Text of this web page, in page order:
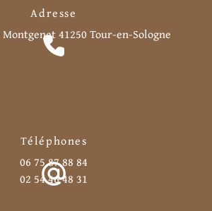
Adresse
Montgenet41250 Tour-en-Sologne
Téléphones
06 75 87 88 84
02 54 46 48 31